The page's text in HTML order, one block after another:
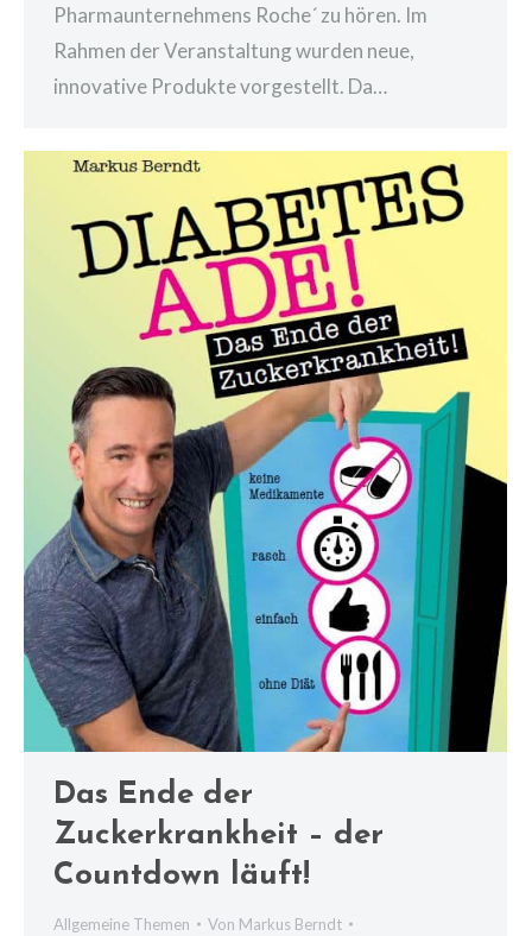
Pharmaunternehmens Roche´ zu hören. Im
Rahmen der Veranstaltung wurden neue,
innovative Produkte vorgestellt. Da…
Das Ende der
Zuckerkrankheit – der
Countdown läuft!
Allgemeine Themen Von Markus Berndt